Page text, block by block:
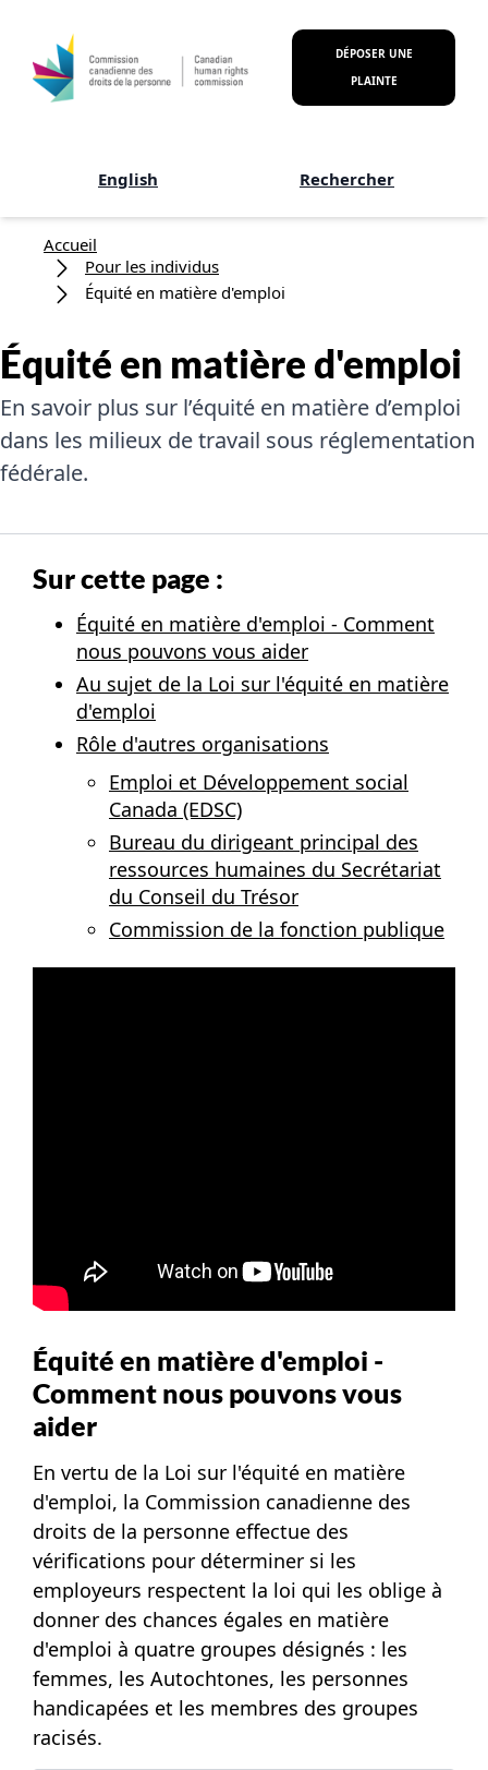
DÉPOSER UNE
PLAINTE
English Rechercher
Fil d'Ariane
Accueil
Pour les individus
Équité en matière d'emploi
Équité en matière d'emploi
En savoir plus sur l’équité en matière d’emploi
dans les milieux de travail sous réglementation
fédérale.
Sur cette page :
Équité en matière d'emploi - Comment
nous pouvons vous aider
Au sujet de la Loi sur l'équité en matière
d'emploi
Rôle d'autres organisations
Emploi et Développement social
Canada (EDSC)
Bureau du dirigeant principal des
ressources humaines du Secrétariat
du Conseil du Trésor
Commission de la fonction publique
Équité en matière d'emploi -
Comment nous pouvons vous
aider
En vertu de la Loi sur l'équité en matière
d'emploi, la Commission canadienne des
droits de la personne effectue des
vérifications pour déterminer si les
employeurs respectent la loi qui les oblige à
donner des chances égales en matière
d'emploi à quatre groupes désignés : les
femmes, les Autochtones, les personnes
handicapées et les membres des groupes
racisés.